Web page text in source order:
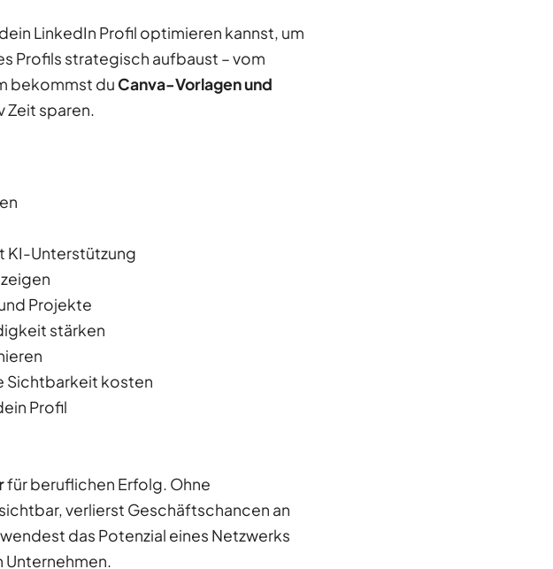
LinkedIn Profil optimieren kannst, um
Profils strategisch aufbaust – vom
bekommst du Canva-Vorlagen und
Zeit sparen.
KI-Unterstützung
Projekte
stärken
Sichtbarkeit kosten
Profil
für beruflichen Erfolg. Ohne
verlierst Geschäftschancen an
das Potenzial eines Netzwerks
Unternehmen.